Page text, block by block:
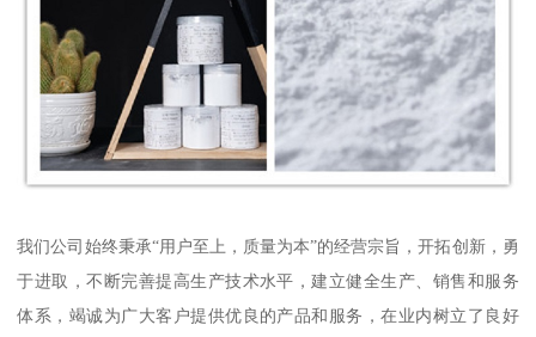
我们公司始终秉承“用户至上，质量为本”的经营宗旨，开拓创新，勇
于进取，不断完善提高生产技术水平，建立健全生产、销售和服务
体系，竭诚为广大客户提供优良的产品和服务，在业内树立了良好